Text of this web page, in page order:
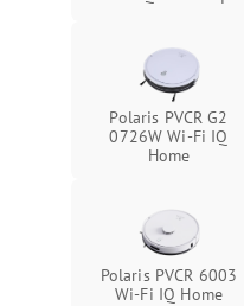
Polaris PVCR G2
0726W Wi-Fi IQ
Home
Polaris PVCR 6003
Wi-Fi IQ Home